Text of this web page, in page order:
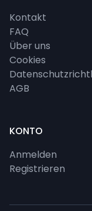
Kontakt
FAQ
Über uns
Cookies
AGB
KONTO
Anmelden
Registrieren